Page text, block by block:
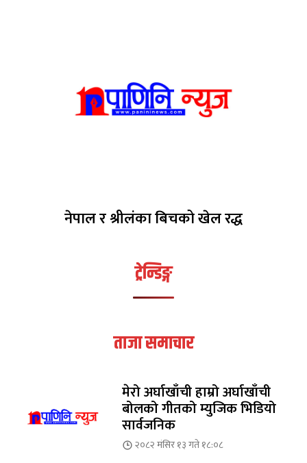
नेपाल र श्रीलंका बिचको खेल रद्ध
ट्रेन्डिङ्ग
ताजा समाचार
मेरो अर्घाखाँची हाम्रो अर्घाखाँची
बोलको गीतको म्युजिक भिडियो
सार्वजनिक
२०८२ मंसिर १३ गते १८:०८